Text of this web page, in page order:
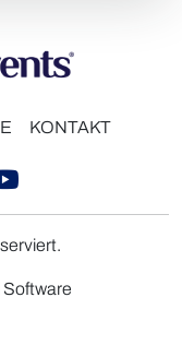
KONTAKT